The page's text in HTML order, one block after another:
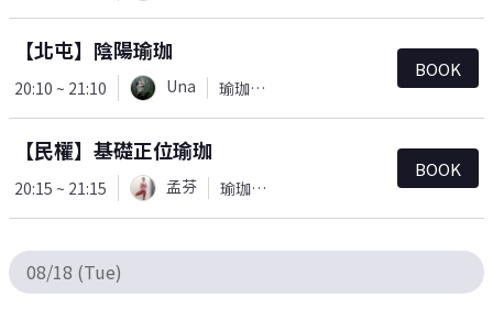
【北屯】陰陽瑜珈
20:10 ~ 21:10 Una 瑜珈＆皮拉提斯
BOOK
【民權】基礎正位瑜珈
20:15 ~ 21:15 孟芬 瑜珈＆皮拉提斯
BOOK
08/18 (Tue)